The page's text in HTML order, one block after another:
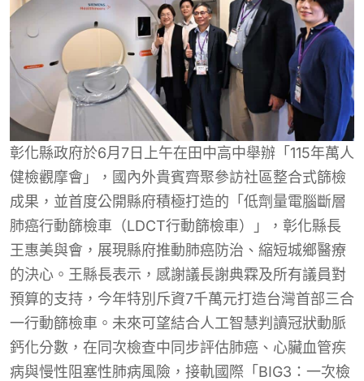
彰化縣政府於6月7日上午在田中高中舉辦「115年萬人
健檢觀摩會」，國內外貴賓齊聚參訪社區整合式篩檢
成果，並首度公開縣府積極打造的「低劑量電腦斷層
肺癌行動篩檢車（LDCT行動篩檢車）」，彰化縣長
王惠美與會，展現縣府推動肺癌防治、縮短城鄉醫療
的決心。王縣長表示，感謝議長謝典霖及所有議員對
預算的支持，今年特別斥資7千萬元打造台灣首部三合
一行動篩檢車。未來可望結合人工智慧判讀冠狀動脈
鈣化分數，在同次檢查中同步評估肺癌、心臟血管疾
病與慢性阻塞性肺病風險，接軌國際「BIG3：一次檢